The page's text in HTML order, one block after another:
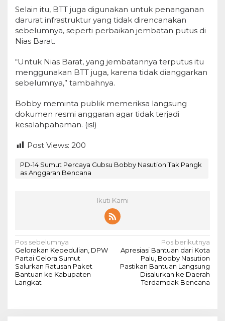
Selain itu, BTT juga digunakan untuk penanganan
darurat infrastruktur yang tidak direncanakan
sebelumnya, seperti perbaikan jembatan putus di
Nias Barat.
“Untuk Nias Barat, yang jembatannya terputus itu
menggunakan BTT juga, karena tidak dianggarkan
sebelumnya,” tambahnya.
Bobby meminta publik memeriksa langsung
dokumen resmi anggaran agar tidak terjadi
kesalahpahaman. (isl)
Post Views: 200
PD-14 Sumut Percaya Gubsu Bobby Nasution Tak Pangk
as Anggaran Bencana
Ikuti Kami
N
a
v
i
Pos sebelumnya
Gelorakan Kepedulian, DPW
Partai Gelora Sumut
Salurkan Ratusan Paket
Bantuan ke Kabupaten
Langkat
Pos berikutnya
Apresiasi Bantuan dari Kota
Palu, Bobby Nasution
Pastikan Bantuan Langsung
Disalurkan ke Daerah
Terdampak Bencana